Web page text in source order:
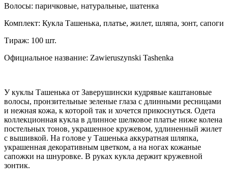
Волосы: паричковые, натуральные, шатенка
Комплект: Кукла Ташенька, платье, жилет, шляпа, зонт, сапоги
Тираж: 100 шт.
Официальное название: Zawieruszynski Tashenka
У куклы Ташенька от Заверушински кудрявые каштановые
волосы, пронзительные зеленые глаза с длинными ресницами
и нежная кожа, к которой так и хочется прикоснуться. Одета
коллекционная кукла в длинное шелковое платье ниже колена
постельных тонов, украшенное кружевом, удлиненный жилет
с вышивкой. На голове у Ташенька аккуратная шляпка,
украшенная декоративным цветком, а на ногах кожаные
сапожки на шнуровке. В руках кукла держит кружевной
зонтик.